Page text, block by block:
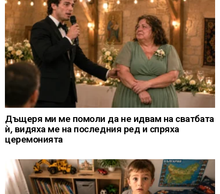
Дъщеря ми ме помоли да не идвам на сватбата
ѝ, видяха ме на последния ред и спряха
церемонията